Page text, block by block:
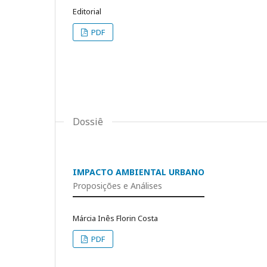
Editorial
PDF
Dossiê
IMPACTO AMBIENTAL URBANO
Proposições e Análises
Márcia Inês Florin Costa
PDF